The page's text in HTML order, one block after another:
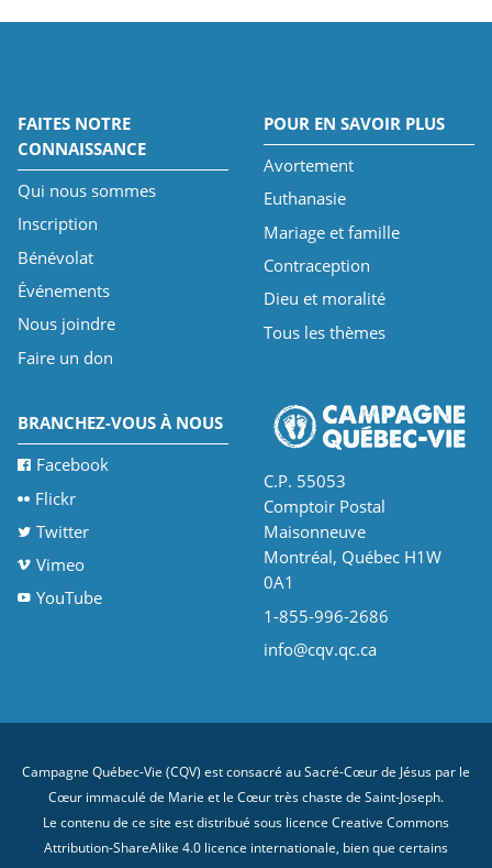
FAITES NOTRE
CONNAISSANCE
Qui nous sommes
Inscription
Bénévolat
Événements
Nous joindre
Faire un don
POUR EN SAVOIR PLUS
Avortement
Euthanasie
Mariage et famille
Contraception
Dieu et moralité
Tous les thèmes
BRANCHEZ-VOUS À NOUS
Facebook
Flickr
Twitter
Vimeo
YouTube
C.P. 55053
Comptoir Postal
Maisonneuve
Montréal, Québec H1W
0A1
1-855-996-2686
info@cqv.qc.ca
Campagne Québec-Vie (CQV) est consacré au Sacré-Cœur de Jésus par le
Cœur immaculé de Marie et le Cœur très chaste de Saint-Joseph.
Le contenu de ce site est distribué sous licence Creative Commons
Attribution-ShareAlike 4.0 licence internationale, bien que certains